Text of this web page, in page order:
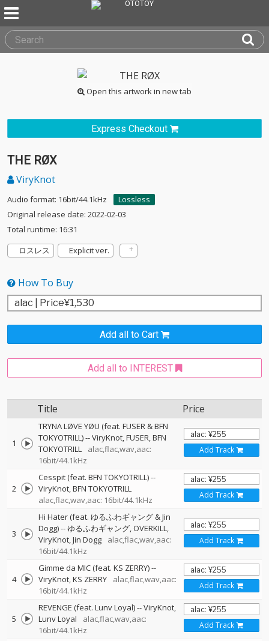
Open this artwork in new tab
Express Checkout
THE RØX
ViryKnot
Audio format: 16bit/44.1kHz
Lossless
Original release date: 2022-02-03
Total runtime: 16:31
ロスレス
Explicit ver.
How To Buy
Add all to Cart
Add all to INTEREST
Title Price
1
TRYNA LØVE YØU (feat. FUSER & BFN
TOKYOTRILL)--ViryKnot FUSER BFN
TOKYOTRILL
alac,flac,wav,aac:
16bit/44.1kHz
Add Track
2
Cesspit (feat. BFN TOKYOTRILL)--
ViryKnot BFN TOKYOTRILL
alac,flac,wav,aac: 16bit/44.1kHz
Add Track
3
Hi Hater (feat. ゆるふわギャング & Jin
Dogg)--ゆるふわギャング OVERKILL
ViryKnot Jin Dogg
alac,flac,wav,aac:
16bit/44.1kHz
Add Track
4
Gimme da MIC (feat. KS ZERRY)--
ViryKnot KS ZERRY
alac,flac,wav,aac:
16bit/44.1kHz
Add Track
5
REVENGE (feat. Lunv Loyal)--ViryKnot
Lunv Loyal
alac,flac,wav,aac:
16bit/44.1kHz
Add Track